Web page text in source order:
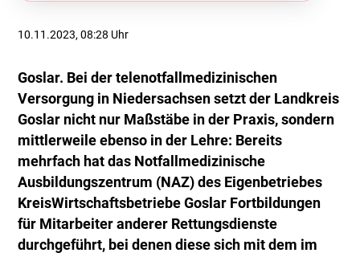
10.11.2023, 08:28 Uhr
Goslar. Bei der telenotfallmedizinischen
Versorgung in Niedersachsen setzt der Landkreis
Goslar nicht nur Maßstäbe in der Praxis, sondern
mittlerweile ebenso in der Lehre: Bereits
mehrfach hat das Notfallmedizinische
Ausbildungszentrum (NAZ) des Eigenbetriebes
KreisWirtschaftsbetriebe Goslar Fortbildungen
für Mitarbeiter anderer Rettungsdienste
durchgeführt, bei denen diese sich mit dem im